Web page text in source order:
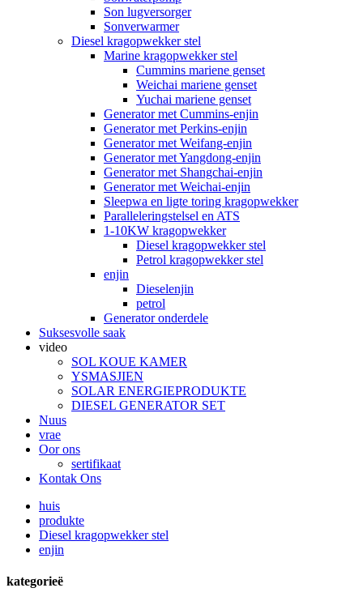
Son lugversorger
Sonverwarmer
Diesel kragopwekker stel
Marine kragopwekker stel
Cummins mariene genset
Weichai mariene genset
Yuchai mariene genset
Generator met Cummins-enjin
Generator met Perkins-enjin
Generator met Weifang-enjin
Generator met Yangdong-enjin
Generator met Shangchai-enjin
Generator met Weichai-enjin
Sleepwa en ligte toring kragopwekker
Paralleleringstelsel en ATS
1-10KW kragopwekker
Diesel kragopwekker stel
Petrol kragopwekker stel
enjin
Dieselenjin
petrol
Generator onderdele
Suksesvolle saak
video
SOL KOUE KAMER
YSMASJIEN
SOLAR ENERGIEPRODUKTE
DIESEL GENERATOR SET
Nuus
vrae
Oor ons
sertifikaat
Kontak Ons
huis
produkte
Diesel kragopwekker stel
enjin
kategorieë